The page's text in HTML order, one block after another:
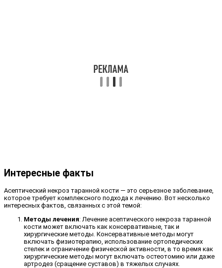
Интересные факты
Асептический некроз таранной кости — это серьезное заболевание,
которое требует комплексного подхода к лечению. Вот несколько
интересных фактов, связанных с этой темой:
Методы лечения: Лечение асептического некроза таранной
кости может включать как консервативные, так и
хирургические методы. Консервативные методы могут
включать физиотерапию, использование ортопедических
стелек и ограничение физической активности, в то время как
хирургические методы могут включать остеотомию или даже
артродез (сращение суставов) в тяжелых случаях.